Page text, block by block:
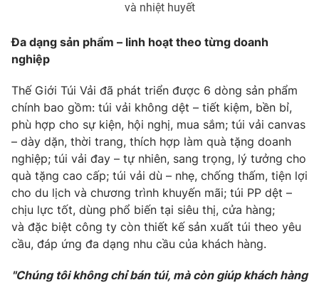
và nhiệt huyết
Đa dạng sản phẩm – linh hoạt theo từng doanh
nghiệp
Thế Giới Túi Vải đã phát triển được 6 dòng sản phẩm
chính bao gồm: túi vải không dệt – tiết kiệm, bền bỉ,
phù hợp cho sự kiện, hội nghị, mua sắm; túi vải canvas
– dày dặn, thời trang, thích hợp làm quà tặng doanh
nghiệp; túi vải đay – tự nhiên, sang trọng, lý tưởng cho
quà tặng cao cấp; túi vải dù – nhẹ, chống thấm, tiện lợi
cho du lịch và chương trình khuyến mãi; túi PP dệt –
chịu lực tốt, dùng phổ biến tại siêu thị, cửa hàng;
và đặc biệt công ty còn thiết kế sản xuất túi theo yêu
cầu, đáp ứng đa dạng nhu cầu của khách hàng.
"Chúng tôi không chỉ bán túi, mà còn giúp khách hàng